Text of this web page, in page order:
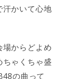
汗かいて心地
からどよめ
ちゃくちゃ盛
の曲って